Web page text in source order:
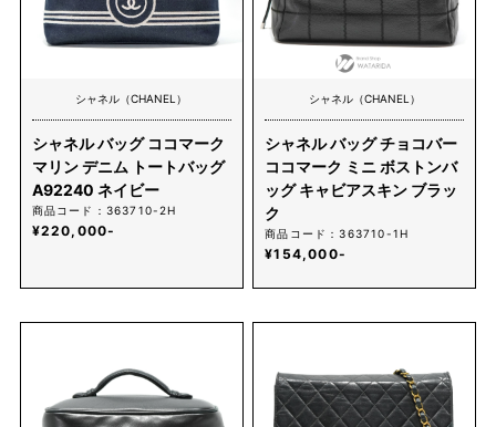
シャネル（CHANEL）
シャネル バッグ ココマーク
マリン デニム トートバッグ
A92240 ネイビー
商品コード：363710-2H
¥220,000-
シャネル（CHANEL）
シャネル バッグ チョコバー
ココマーク ミニ ボストンバ
ッグ キャビアスキン ブラッ
ク
商品コード：363710-1H
¥154,000-